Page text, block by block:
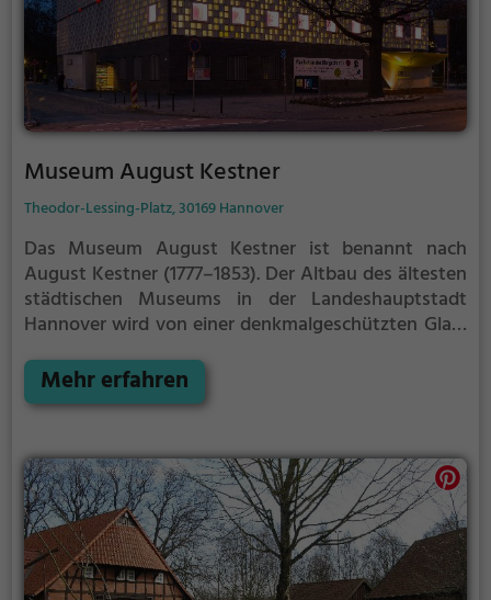
Museum August Kestner
Theodor-Lessing-Platz, 30169 Hannover
Das Museum August Kestner ist benannt nach
August Kestner (1777–1853). Der Altbau des ältesten
städtischen Museums in der Landeshauptstadt
Hannover wird von einer denkmalgeschützten Glas-
finden sich noch Teile des Treppenhauses und der
Seitenflügel und fast die gesamte Eingangsfassade
1889.
Mehr erfahren